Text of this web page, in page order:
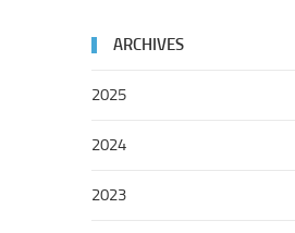
ARCHIVES
2025
2024
2023